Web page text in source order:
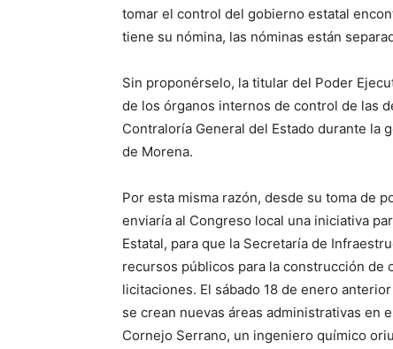
tomar el control del gobierno estatal
tiene su nómina, las nóminas están
Sin proponérselo, la titular del Poder
de los órganos internos de control de las
Contraloría General del Estado durante la
de Morena.
Por esta misma razón, desde su toma de
enviaría al Congreso local una iniciativa
Estatal, para que la Secretaría de
recursos públicos para la construcción de
licitaciones. El sábado 18 de enero
se crean nuevas áreas administrativas en
Cornejo Serrano, un ingeniero químico